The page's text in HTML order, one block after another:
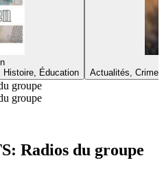
Histoire, Éducation
Actualités, Crime
groupe
groupe
Radios du groupe